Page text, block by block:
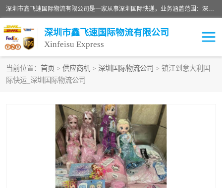
深圳市鑫飞速国际物流有限公司是一家从事深圳国际快递，业务涵盖范围：深圳DHL国际快递、深圳国际快递公司、深圳国际物流公司、深圳国际快递、深圳DHL国际快递电话可拨打全国服务热线：15019287411。欢迎各位亲来人来电到我司洽谈合作。
深圳市鑫飞速国际物流有限公司
Xinfeisu Express
当前位置： 首页 > 供应商机 > 深圳国际物流公司 > 镇江到意大利国
际快运_深圳国际物流公司
联邦快递
巴西快递
深圳DHL国际快递 伊朗快递
UPS国际快递 深圳国际快递公司
深圳国际物流公司 深圳国际快递电话